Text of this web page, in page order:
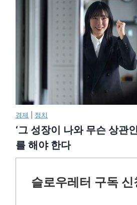
경제 정치
‘그 성장이 나와 무슨 상관
를 해야 한다
슬로우레터 구독 신